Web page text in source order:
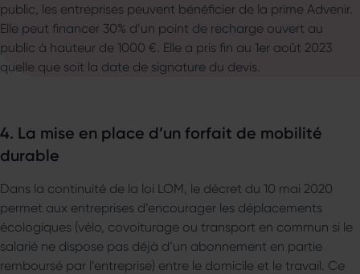
public, les entreprises peuvent bénéficier de la prime Advenir.
Elle peut financer 30% d’un point de recharge ouvert au
public à hauteur de 1000 €. Elle a pris fin au 1er août 2023
quelle que soit la date de signature du devis.
4. La mise en place d’un forfait de mobilité
durable
Dans la continuité de la loi LOM, le décret du 10 mai 2020
permet aux entreprises d’encourager les déplacements
écologiques (vélo, covoiturage ou transport en commun si le
salarié ne dispose pas déjà d’un abonnement en partie
remboursé par l’entreprise) entre le domicile et le travail. Ce